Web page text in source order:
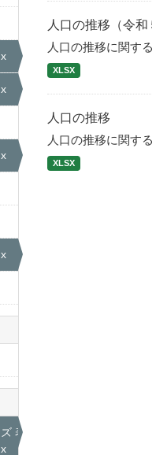
x
x
x
x
表示
x
人口の推移（令和
人口の推移に関す
XLSX
人口の推移
人口の推移に関す
XLSX